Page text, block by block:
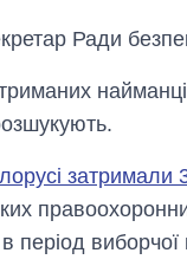
Ради
затримали
в період виборчої